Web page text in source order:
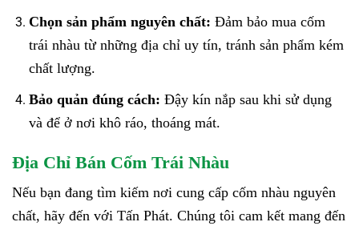
Chọn sản phẩm nguyên chất: Đảm bảo mua cốm
trái nhàu từ những địa chỉ uy tín, tránh sản phẩm kém
chất lượng.
Bảo quản đúng cách: Đậy kín nắp sau khi sử dụng
và để ở nơi khô ráo, thoáng mát.
Địa Chỉ Bán Cốm Trái Nhàu
Nếu bạn đang tìm kiếm nơi cung cấp cốm nhàu nguyên
chất, hãy đến với Tấn Phát. Chúng tôi cam kết mang đến